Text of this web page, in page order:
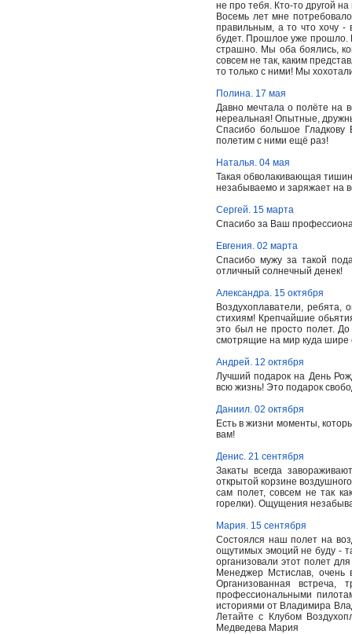
не про тебя. Кто-то другой
Восемь лет мне
правильным, а то что хочу
будет. Прошлое уже прошло.
страшно. Мы оба боялись,
совсем не так, каким
то только с ними! Мы
Полина. 17 мая
Давно мечтала о полёте на
нереальная! Опытные,
Спасибо большое Гладкову
полетим с ними ещё раз!
Наталья. 04 мая
Такая обволакивающая
незабываемо и заряжает на
Сергей. 15 марта
Спасибо за Ваш
Евгения. 02 марта
Спасибо мужу за такой
отличный солнечный денек!
Александра. 15 октября
Воздухоплаватели, ребята,
стихиям! Крепчайшие
это был не просто полет.
смотрящие на мир куда шире
Андрей. 12 октября
Лучший подарок на День
всю жизнь! Это подарок
Даниил. 02 октября
Есть в жизни моменты,
вам!
Денис. 21 сентября
Закаты всегда
открытой корзине
сам полет, совсем не так
горелки). Ощущения
Мария. 15 сентября
Состоялся наш полет на
ощутимых эмоций не буду -
организовали этот полет
Менеджер Мстислав, очень
Организованная
профессиональными
историями от Владимира
Летайте с Клубом
Медведева Мария